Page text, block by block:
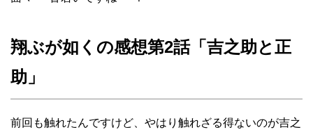
翔ぶが如くの感想第2話「吉之助と正
助」
前回も触れたんですけど、やはり触れざる得ないのが吉之